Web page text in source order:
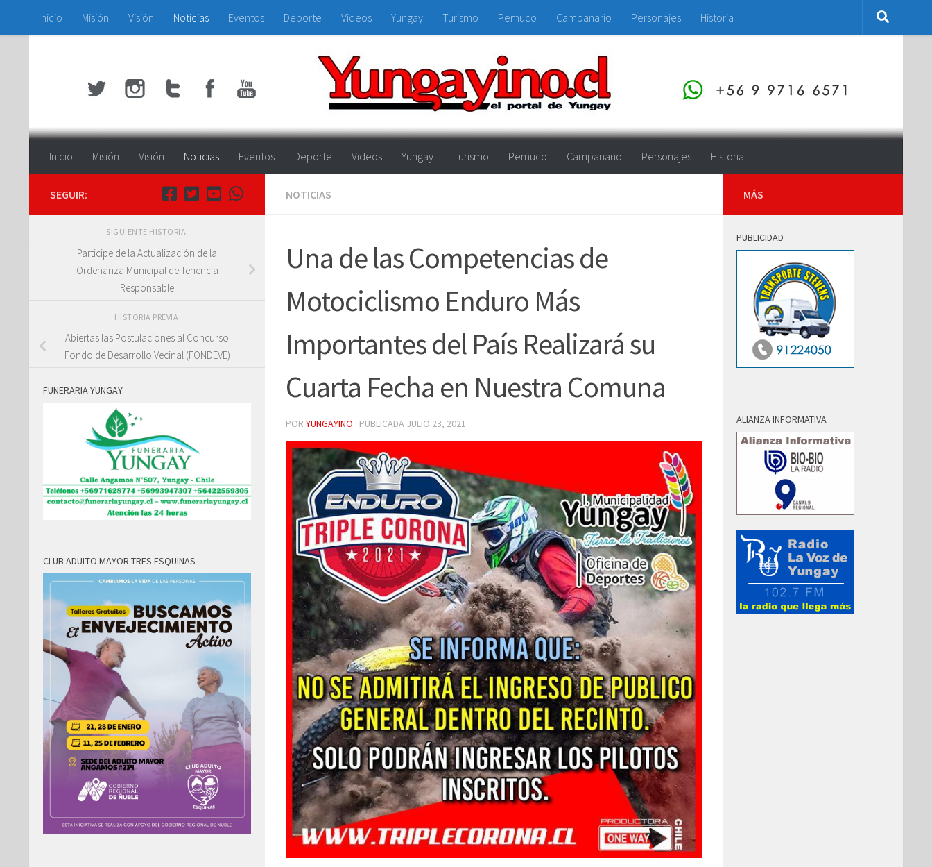
Saltar al contenido
Inicio Misión Visión Noticias Eventos Deporte Videos Yungay Turismo Pemuco Campanario Personajes Historia
Inicio Misión Visión Noticias Eventos Deporte Videos Yungay Turismo Pemuco Campanario Personajes Historia
NOTICIAS
Una de las Competencias de
Motociclismo Enduro Más
Importantes del País Realizará su
Cuarta Fecha en Nuestra Comuna
POR YUNGAYINO · PUBLICADA JULIO 23, 2021
SEGUIR:
SIGUIENTE HISTORIA
Participe de la Actualización de la
Ordenanza Municipal de Tenencia
Responsable
HISTORIA PREVIA
Abiertas las Postulaciones al Concurso
Fondo de Desarrollo Vecinal (FONDEVE)
FUNERARIA YUNGAY
CLUB ADULTO MAYOR TRES ESQUINAS
MÁS
PUBLICIDAD
ALIANZA INFORMATIVA